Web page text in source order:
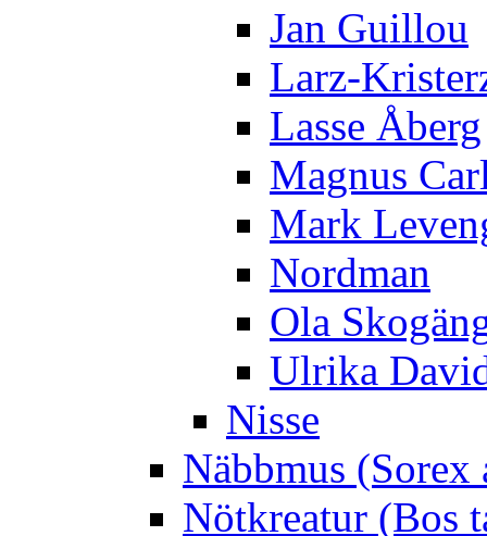
Jan Guillou
Larz-
Lasse Åberg
Magnus
Mark
Nordman
Ola
Ulrika
Nisse
Näbbmus (Sorex
Nötkreatur (Bos